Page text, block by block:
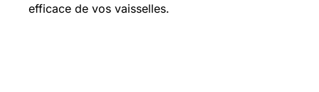
efficace de vos vaisselles.